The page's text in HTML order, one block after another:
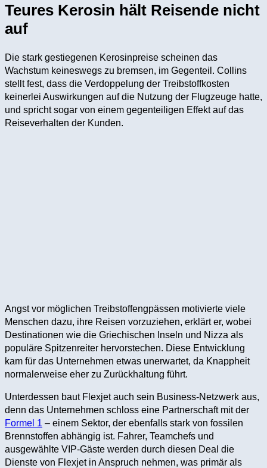
Teures Kerosin hält Reisende nicht
auf
Die stark gestiegenen Kerosinpreise scheinen das
Wachstum keineswegs zu bremsen, im Gegenteil. Collins
stellt fest, dass die Verdoppelung der Treibstoffkosten
keinerlei Auswirkungen auf die Nutzung der Flugzeuge hatte,
und spricht sogar von einem gegenteiligen Effekt auf das
Reiseverhalten der Kunden.
Angst vor möglichen Treibstoffengpässen motivierte viele
Menschen dazu, ihre Reisen vorzuziehen, erklärt er, wobei
Destinationen wie die Griechischen Inseln und Nizza als
populäre Spitzenreiter hervorstechen. Diese Entwicklung
kam für das Unternehmen etwas unerwartet, da Knappheit
normalerweise eher zu Zurückhaltung führt.
Unterdessen baut Flexjet auch sein Business-Netzwerk aus,
denn das Unternehmen schloss eine Partnerschaft mit der
Formel 1 – einem Sektor, der ebenfalls stark von fossilen
Brennstoffen abhängig ist. Fahrer, Teamchefs und
ausgewählte VIP-Gäste werden durch diesen Deal die
Dienste von Flexjet in Anspruch nehmen, was primär als